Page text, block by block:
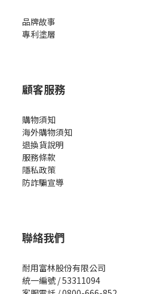
品牌故事
專利塗層
顧客服務
購物須知
海外購物須知
退換貨說明
服務條款
隱私政策
防詐騙宣導
聯絡我們
耐用富林股份有限公司
統一編號 / 53311094